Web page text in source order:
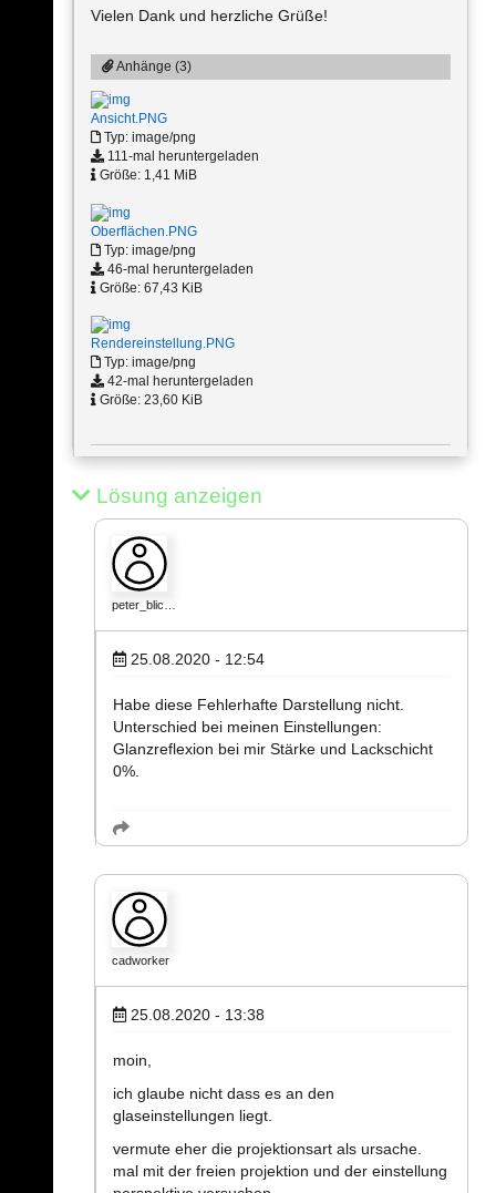
Vielen Dank und herzliche Grüße!
Anhänge (3)
Ansicht.PNG
Typ: image/png
111-mal heruntergeladen
Größe: 1,41 MiB
Oberflächen.PNG
Typ: image/png
46-mal heruntergeladen
Größe: 67,43 KiB
Rendereinstellung.PNG
Typ: image/png
42-mal heruntergeladen
Größe: 23,60 KiB
Lösung anzeigen
peter_blic…
25.08.2020 - 12:54
Habe diese Fehlerhafte Darstellung nicht.
Unterschied bei meinen Einstellungen:
Glanzreflexion bei mir Stärke und Lackschicht
0%.
cadworker
25.08.2020 - 13:38
moin,
ich glaube nicht dass es an den
glaseinstellungen liegt.
vermute eher die projektionsart als ursache.
mal mit der freien projektion und der einstellung